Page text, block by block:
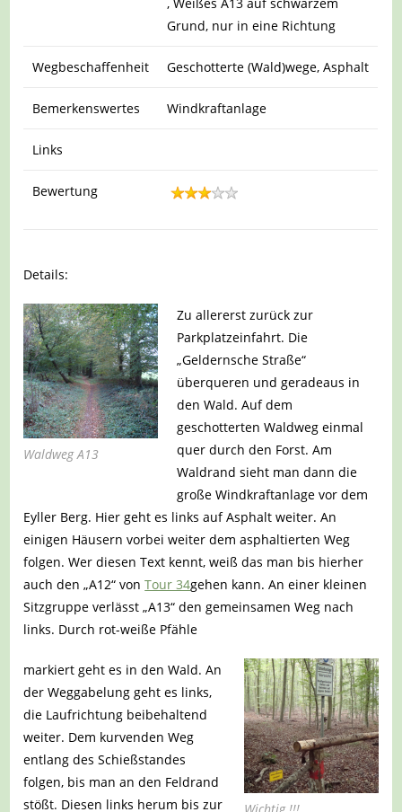
Grund, nur in eine Richtung
Wegbeschaffenheit Geschotterte (Wald)wege, Asphalt
Bemerkenswertes Windkraftanlage
Links
Bewertung
Details:
Waldweg A13
Zu allererst zurück zur
Parkplatzeinfahrt. Die
„Geldernsche Straße“
überqueren und geradeaus in
den Wald. Auf dem
geschotterten Waldweg einmal
quer durch den Forst. Am
Waldrand sieht man dann die
große Windkraftanlage vor dem
Eyller Berg. Hier geht es links auf Asphalt weiter. An
einigen Häusern vorbei weiter dem asphaltierten Weg
folgen. Wer diesen Text kennt, weiß das man bis hierher
auch den „A12“ vonTour 34gehen kann. An einer kleinen
Sitzgruppe verlässt „A13“ den gemeinsamen Weg nach
links. Durch rot-weiße Pfähle
Wichtig !!!
markiert geht es in den Wald. An
der Weggabelung geht es links,
die Laufrichtung beibehaltend
weiter. Dem kurvenden Weg
entlang des Schießstandes
folgen, bis man an den Feldrand
stößt. Diesen links herum bis zur